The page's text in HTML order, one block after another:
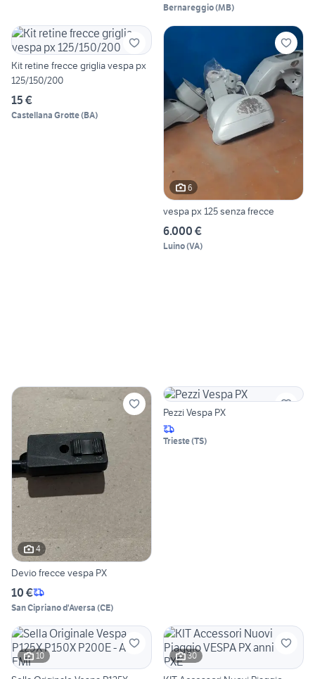
Bernareggio(MB)
Kit retine frecce griglia vespa px
125/150/200
15 €
Castellana Grotte(BA)
6
vespa px 125 senza frecce
6.000 €
Luino(VA)
4
Devio frecce vespa PX
10 €
San Cipriano d'Aversa (CE)
Pezzi Vespa PX
Trieste(TS)
10 30